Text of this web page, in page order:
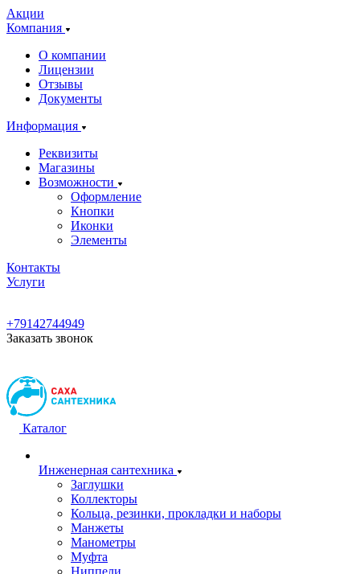
Акции
Компания
О компании
Лицензии
Отзывы
Документы
Информация
Реквизиты
Магазины
Возможности
Оформление
Кнопки
Иконки
Элементы
Контакты
Услуги
+79142744949
Заказать звонок
Каталог
Инженерная сантехника
Заглушки
Коллекторы
Кольца, резинки, прокладки и наборы
Манжеты
Манометры
Муфта
Ниппели